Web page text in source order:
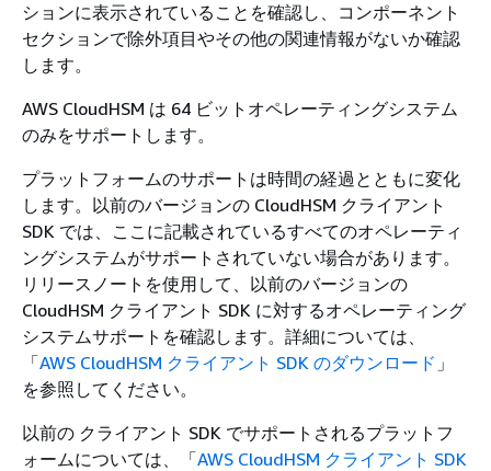
ションに表示されていることを確認し、コンポーネント
セクションで除外項目やその他の関連情報がないか確認
します。
AWS CloudHSM は 64 ビットオペレーティングシステム
のみをサポートします。
プラットフォームのサポートは時間の経過とともに変化
します。以前のバージョンの CloudHSM クライアント
SDK では、ここに記載されているすべてのオペレーティ
ングシステムがサポートされていない場合があります。
リリースノートを使用して、以前のバージョンの
CloudHSM クライアント SDK に対するオペレーティング
システムサポートを確認します。詳細については、
「AWS CloudHSM クライアント SDK のダウンロード 」
を参照してください。
以前の クライアント SDK でサポートされるプラットフ
ォームについては、「AWS CloudHSM クライアント SDK